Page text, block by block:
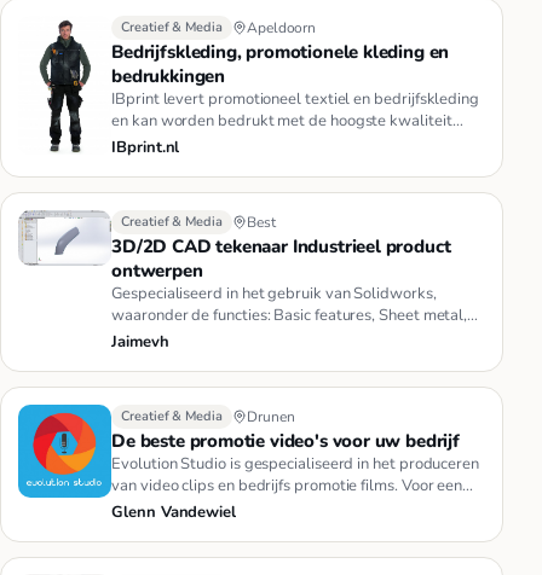
Creatief & Media Apeldoorn
Bedrijfskleding, promotionele kleding en
bedrukkingen
IBprint levert promotioneel textiel en bedrijfskleding
en kan worden bedrukt met de hoogste kwaliteit
bedrukkingen. Haal…
IBprint.nl
Creatief & Media Best
3D/2D CAD tekenaar Industrieel product
ontwerpen
Gespecialiseerd in het gebruik van Solidworks,
waaronder de functies: Basic features, Sheet metal,
Surfaces. Als de best…
Jaimevh
Creatief & Media Drunen
De beste promotie video's voor uw bedrijf
Evolution Studio is gespecialiseerd in het produceren
van video clips en bedrijfs promotie films. Voor een
klein budget …
Glenn Vandewiel